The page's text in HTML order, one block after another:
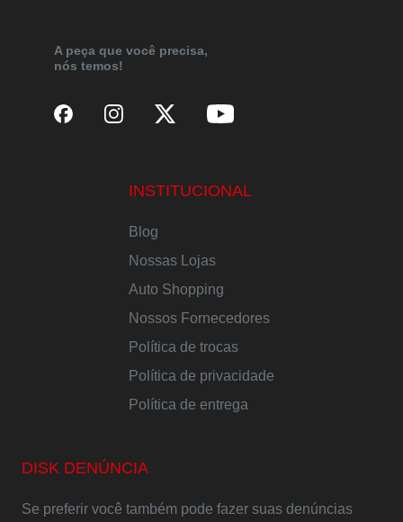
A peça que você precisa,
nós temos!
INSTITUCIONAL
Blog
Nossas Lojas
Auto Shopping
Nossos Fornecedores
Política de trocas
Política de privacidade
Política de entrega
DISK DENÚNCIA
Se preferir você também pode fazer suas denúncias